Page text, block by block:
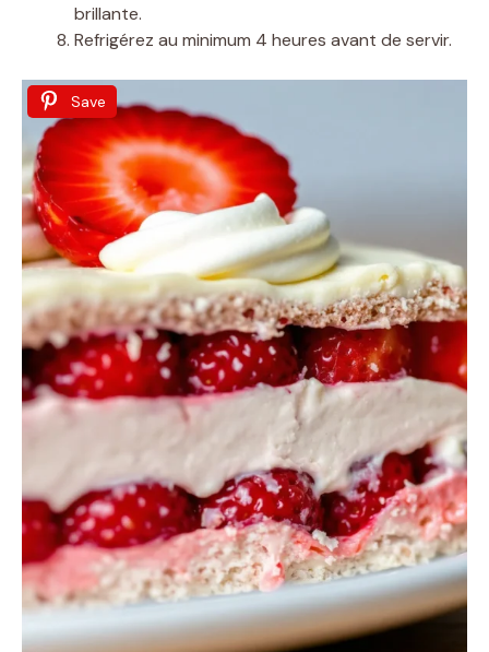
brillante.
Refrigérez au minimum 4 heures avant de servir.
Save